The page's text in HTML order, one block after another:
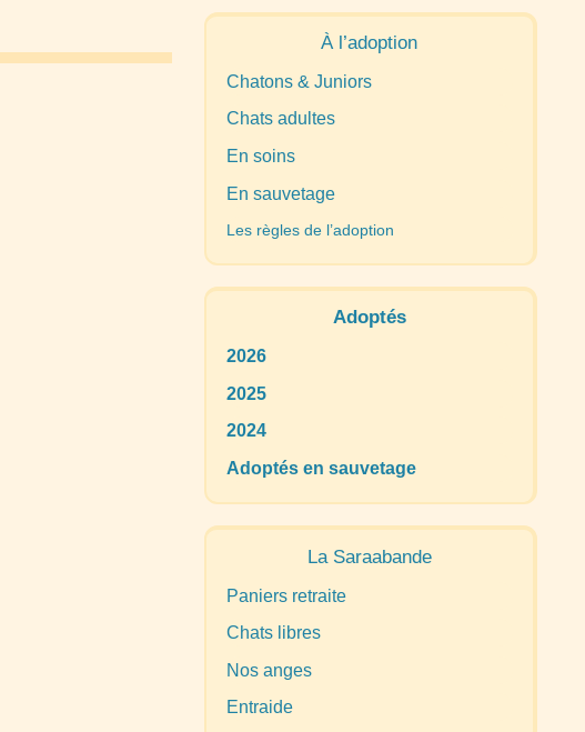
À l’adoption
Chatons & Juniors
Chats adultes
En soins
En sauvetage
Les règles de l’adoption
Adoptés
2026
2025
2024
Adoptés en sauvetage
La Saraabande
Paniers retraite
Chats libres
Nos anges
Entraide